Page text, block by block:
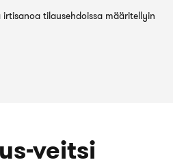
tilausehdoissa määritellyin
veitsi